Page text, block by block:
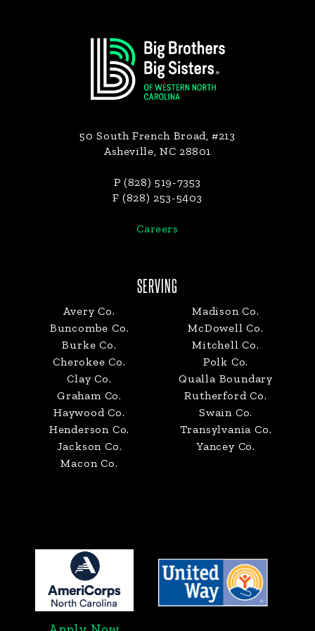
50 South French Broad, #213
Asheville, NC 28801
P (828) 519-7353
F (828) 253-5403
Careers
SERVING
Avery Co.
Buncombe Co.
Burke Co.
Cherokee Co.
Clay Co.
Graham Co.
Haywood Co.
Henderson Co.
Jackson Co.
Macon Co.
Madison Co.
McDowell Co.
Mitchell Co.
Polk Co.
Qualla Boundary
Rutherford Co.
Swain Co.
Transylvania Co.
Yancey Co.